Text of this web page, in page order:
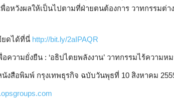
พื่อหวังผลให้เป็นไปตามที่ฝ่ายตนต้องการ วาทกรรมต่
ยดได้ที่นี่ http://bit.ly/2aIPAQR
อความยั่งยืน : ‘อธิปไตยพลังงาน’ วาทกรรมไร้ความห
นังสือพิมพ์ กรุงเทพธุรกิจ ฉบับวันพุธที่ 10 สิงหาคม